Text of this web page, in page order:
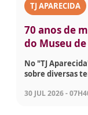
TJ APARECIDA
70 anos de
do Museu
No "TJ
sobre diversas
30 JUL 2026 -